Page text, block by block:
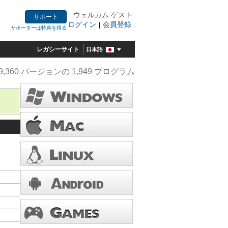
サポート
サポーターは特典を得る
ウェルカム ゲスト
ログイン | 会員登録
レガシーサイト 日本語
バージョンの 1,949 プログラム